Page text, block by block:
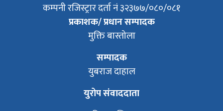
कम्पनी रजिस्ट्रार दर्ता नं ३२३७७/०८०/०८१
प्रकाशक/ प्रधान सम्पादक
मुक्ति बास्तोला
सम्पादक
युबराज दाहाल
युरोप संवाददाता